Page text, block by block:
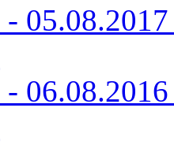
-
-